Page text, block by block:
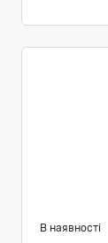
В наявності